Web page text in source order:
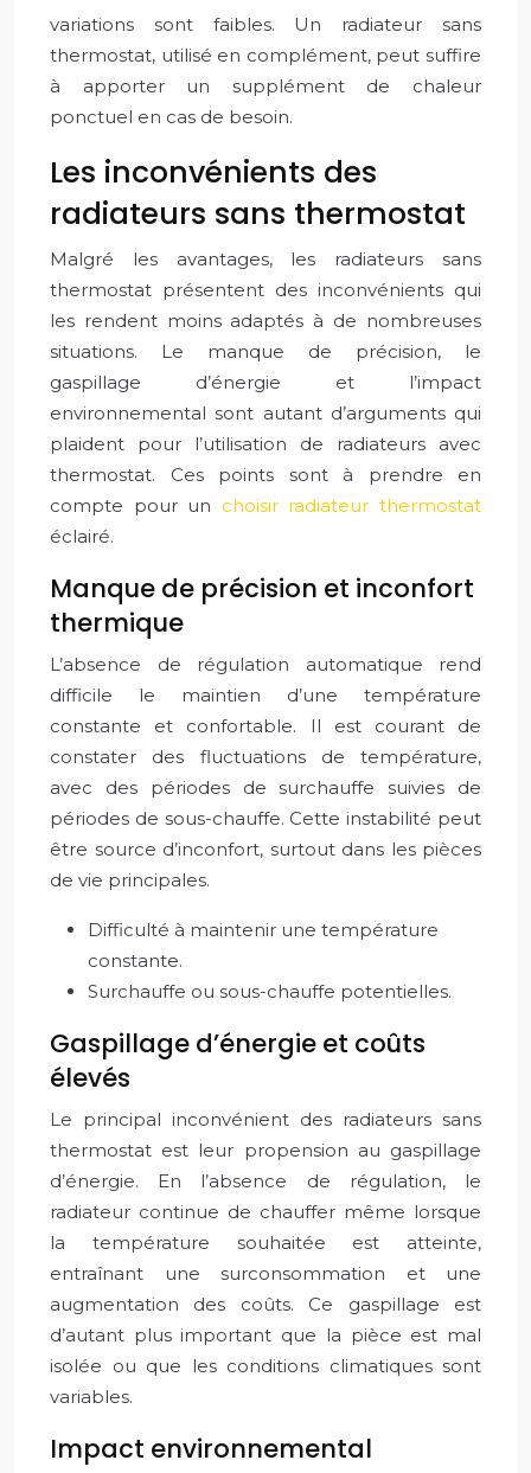
variations sont faibles. Un radiateur sans
thermostat, utilisé en complément, peut suffire
à apporter un supplément de chaleur
ponctuel en cas de besoin.
Les inconvénients des
radiateurs sans thermostat
Malgré les avantages, les radiateurs sans
thermostat présentent des inconvénients qui
les rendent moins adaptés à de nombreuses
situations. Le manque de précision, le
gaspillage d’énergie et l’impact
environnemental sont autant d’arguments qui
plaident pour l’utilisation de radiateurs avec
thermostat. Ces points sont à prendre en
compte pour un choisir radiateur thermostat
éclairé.
Manque de précision et inconfort
thermique
L’absence de régulation automatique rend
difficile le maintien d’une température
constante et confortable. Il est courant de
constater des fluctuations de température,
avec des périodes de surchauffe suivies de
périodes de sous-chauffe. Cette instabilité peut
être source d’inconfort, surtout dans les pièces
de vie principales.
Difficulté à maintenir une température
constante.
Surchauffe ou sous-chauffe potentielles.
Gaspillage d’énergie et coûts
élevés
Le principal inconvénient des radiateurs sans
thermostat est leur propension au gaspillage
d’énergie. En l’absence de régulation, le
radiateur continue de chauffer même lorsque
la température souhaitée est atteinte,
entraînant une surconsommation et une
augmentation des coûts. Ce gaspillage est
d’autant plus important que la pièce est mal
isolée ou que les conditions climatiques sont
variables.
Impact environnemental